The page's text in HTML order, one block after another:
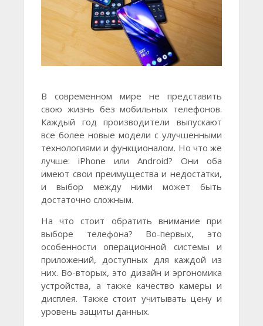
В современном мире не представить
свою жизнь без мобильных телефонов.
Каждый год производители выпускают
все более новые модели с улучшенными
технологиями и функционалом. Но что же
лучше: iPhone или Android? Они оба
имеют свои преимущества и недостатки,
и выбор между ними может быть
достаточно сложным.
На что стоит обратить внимание при
выборе телефона? Во-первых, это
особенности операционной системы и
приложений, доступных для каждой из
них. Во-вторых, это дизайн и эргономика
устройства, а также качество камеры и
дисплея. Также стоит учитывать цену и
уровень защиты данных.